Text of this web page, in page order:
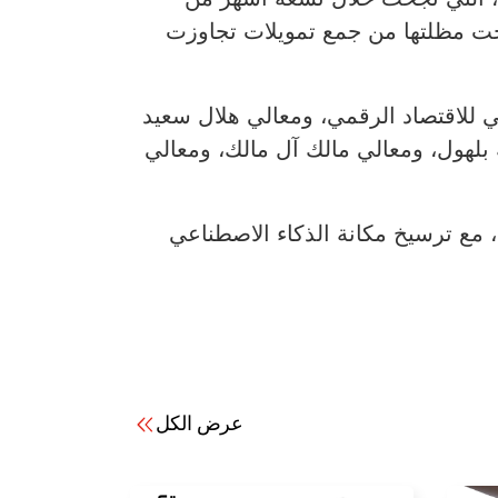
العاملة تحت مظلتها من جمع تمويلات تجاوزت
الرقمي، ومعالي هلال سعيد
ومعالي مالك آل مالك، ومعالي
مع ترسيخ مكانة الذكاء الاصطناعي
عرض الكل